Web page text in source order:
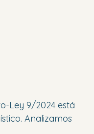
Ley 9/2024 está
Analizamos